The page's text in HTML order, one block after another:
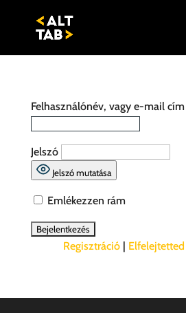
Felhasználónév, vagy e-mail cím
Jelszó
Jelszó mutatása
Emlékezzen rám
Regisztráció|